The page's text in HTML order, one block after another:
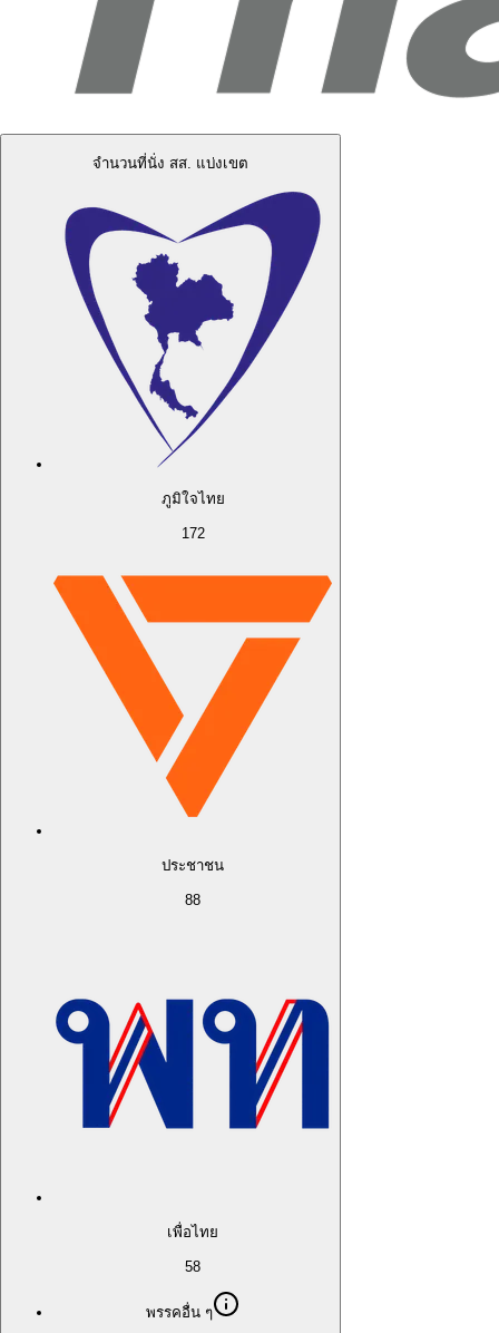
จำนวนที่นั่ง สส. แบ่งเขต
ภูมิใจไทย
172
ประชาชน
88
เพื่อไทย
58
พรรคอื่น ๆ